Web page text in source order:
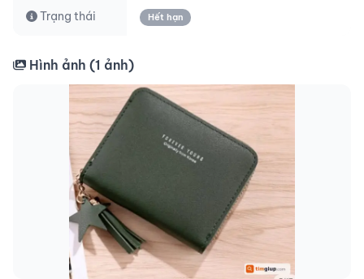
Trạng thái Hết hạn
Hình ảnh (1 ảnh)